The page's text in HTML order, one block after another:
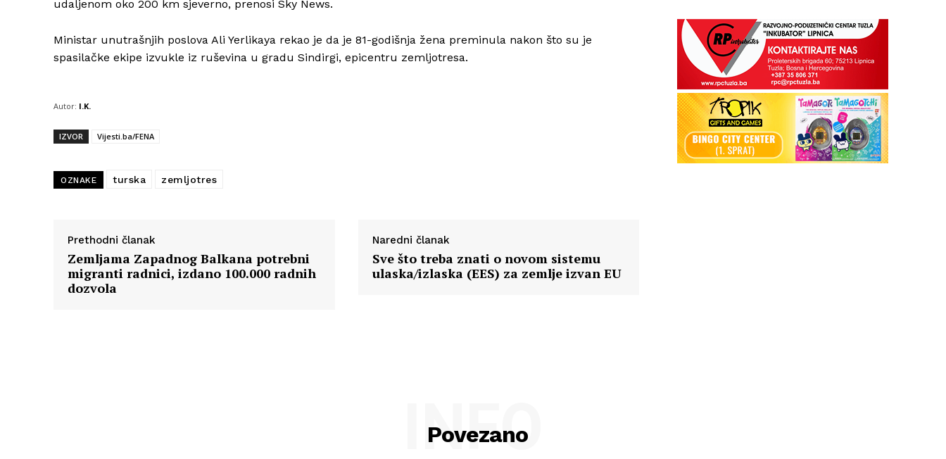
udaljenom oko 200 km sjeverno, prenosi Sky News.
Ministar unutrašnjih poslova Ali Yerlikaya rekao je da je 81-godišnja žena preminula nakon što su je
spasilačke ekipe izvukle iz ruševina u gradu Sindirgi, epicentru zemljotresa.
Autor: I.K.
IZVOR Vijesti.ba/FENA
OZNAKE turska zemljotres
Prethodni članak
Zemljama Zapadnog Balkana potrebni
migranti radnici, izdano 100.000 radnih
dozvola
Naredni članak
Sve što treba znati o novom sistemu
ulaska/izlaska (EES) za zemlje izvan EU
Povezano
INFO